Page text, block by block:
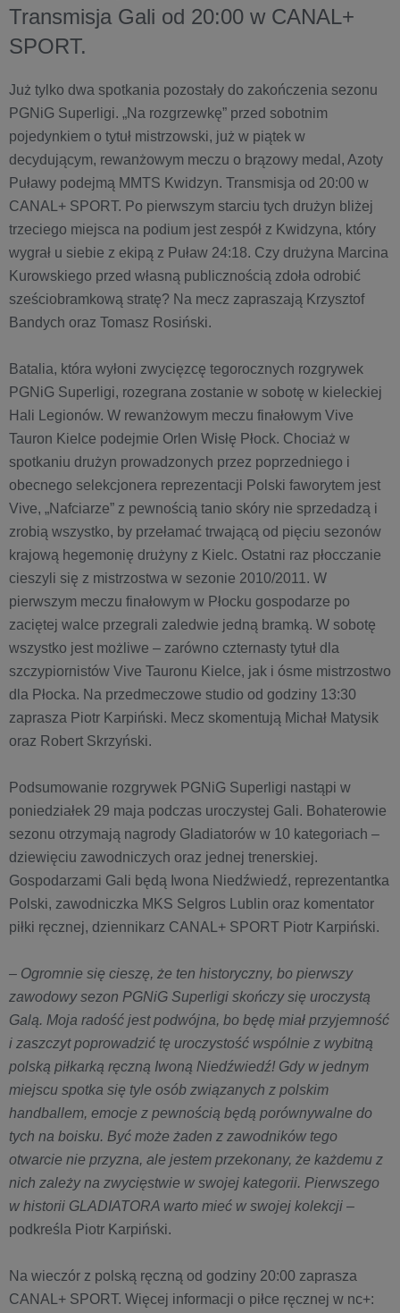
Transmisja Gali od 20:00 w CANAL+
SPORT.
Już tylko dwa spotkania pozostały do zakończenia sezonu
PGNiG Superligi. „Na rozgrzewkę” przed sobotnim
pojedynkiem o tytuł mistrzowski, już w piątek w
decydującym, rewanżowym meczu o brązowy medal, Azoty
Puławy podejmą MMTS Kwidzyn. Transmisja od 20:00 w
CANAL+ SPORT. Po pierwszym starciu tych drużyn bliżej
trzeciego miejsca na podium jest zespół z Kwidzyna, który
wygrał u siebie z ekipą z Puław 24:18. Czy drużyna Marcina
Kurowskiego przed własną publicznością zdoła odrobić
sześciobramkową stratę? Na mecz zapraszają Krzysztof
Bandych oraz Tomasz Rosiński.
Batalia, która wyłoni zwycięzcę tegorocznych rozgrywek
PGNiG Superligi, rozegrana zostanie w sobotę w kieleckiej
Hali Legionów. W rewanżowym meczu finałowym Vive
Tauron Kielce podejmie Orlen Wisłę Płock. Chociaż w
spotkaniu drużyn prowadzonych przez poprzedniego i
obecnego selekcjonera reprezentacji Polski faworytem jest
Vive, „Nafciarze” z pewnością tanio skóry nie sprzedadzą i
zrobią wszystko, by przełamać trwającą od pięciu sezonów
krajową hegemonię drużyny z Kielc. Ostatni raz płocczanie
cieszyli się z mistrzostwa w sezonie 2010/2011. W
pierwszym meczu finałowym w Płocku gospodarze po
zaciętej walce przegrali zaledwie jedną bramką. W sobotę
wszystko jest możliwe – zarówno czternasty tytuł dla
szczypiornistów Vive Tauronu Kielce, jak i ósme mistrzostwo
dla Płocka. Na przedmeczowe studio od godziny 13:30
zaprasza Piotr Karpiński. Mecz skomentują Michał Matysik
oraz Robert Skrzyński.
Podsumowanie rozgrywek PGNiG Superligi nastąpi w
poniedziałek 29 maja podczas uroczystej Gali. Bohaterowie
sezonu otrzymają nagrody Gladiatorów w 10 kategoriach –
dziewięciu zawodniczych oraz jednej trenerskiej.
Gospodarzami Gali będą Iwona Niedźwiedź, reprezentantka
Polski, zawodniczka MKS Selgros Lublin oraz komentator
piłki ręcznej, dziennikarz CANAL+ SPORT Piotr Karpiński.
– Ogromnie się cieszę, że ten historyczny, bo pierwszy
zawodowy sezon PGNiG Superligi skończy się uroczystą
Galą. Moja radość jest podwójna, bo będę miał przyjemność
i zaszczyt poprowadzić tę uroczystość wspólnie z wybitną
polską piłkarką ręczną Iwoną Niedźwiedź! Gdy w jednym
miejscu spotka się tyle osób związanych z polskim
handballem, emocje z pewnością będą porównywalne do
tych na boisku. Być może żaden z zawodników tego
otwarcie nie przyzna, ale jestem przekonany, że każdemu z
nich zależy na zwycięstwie w swojej kategorii. Pierwszego
w historii GLADIATORA warto mieć w swojej kolekcji –
podkreśla Piotr Karpiński.
Na wieczór z polską ręczną od godziny 20:00 zaprasza
CANAL+ SPORT. Więcej informacji o piłce ręcznej w nc+: